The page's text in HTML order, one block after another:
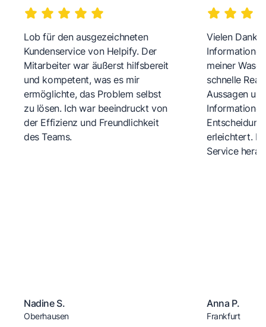
Lob für den ausgezeichneten
Kundenservice von Helpify. Der
Mitarbeiter war äußerst hilfsbereit
und kompetent, was es mir
ermöglichte, das Problem selbst
zu lösen. Ich war beeindruckt von
der Effizienz und Freundlichkeit
des Teams.
Nadine S.
Oberhausen
Vielen Dank
meiner
schnelle
Aussagen
erleichtert.
Service
Anna P.
Frankfurt